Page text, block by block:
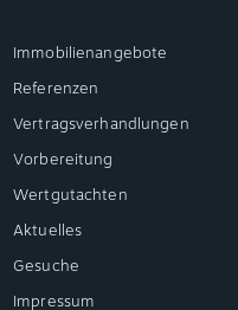
Immobilienangebote
Referenzen
Vertragsverhandlungen
Vorbereitung
Wertgutachten
Aktuelles
Gesuche
Impressum